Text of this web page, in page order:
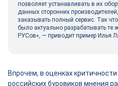
позволяет устанавливать в их
данных сторонних
заказывать полный сервис. Так
было актуально разрабатывать те
РУСов», — приводит пример Илья
Впрочем, в оценках
российских буровиков мнения